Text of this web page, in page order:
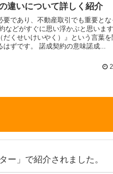
違いについて詳しく紹介
要であり、不動産取引でも重要とな
などがすぐに思い浮かぶと思いま
だくせいけいやく）』という言葉を
ずです。 諾成契約の意味諾成...
ー」で紹介されました。